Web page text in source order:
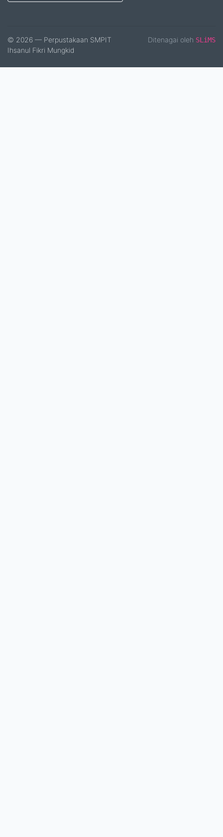
© 2026 — Perpustakaan SMPIT
Ihsanul Fikri Mungkid
Ditenagai oleh SLiMS